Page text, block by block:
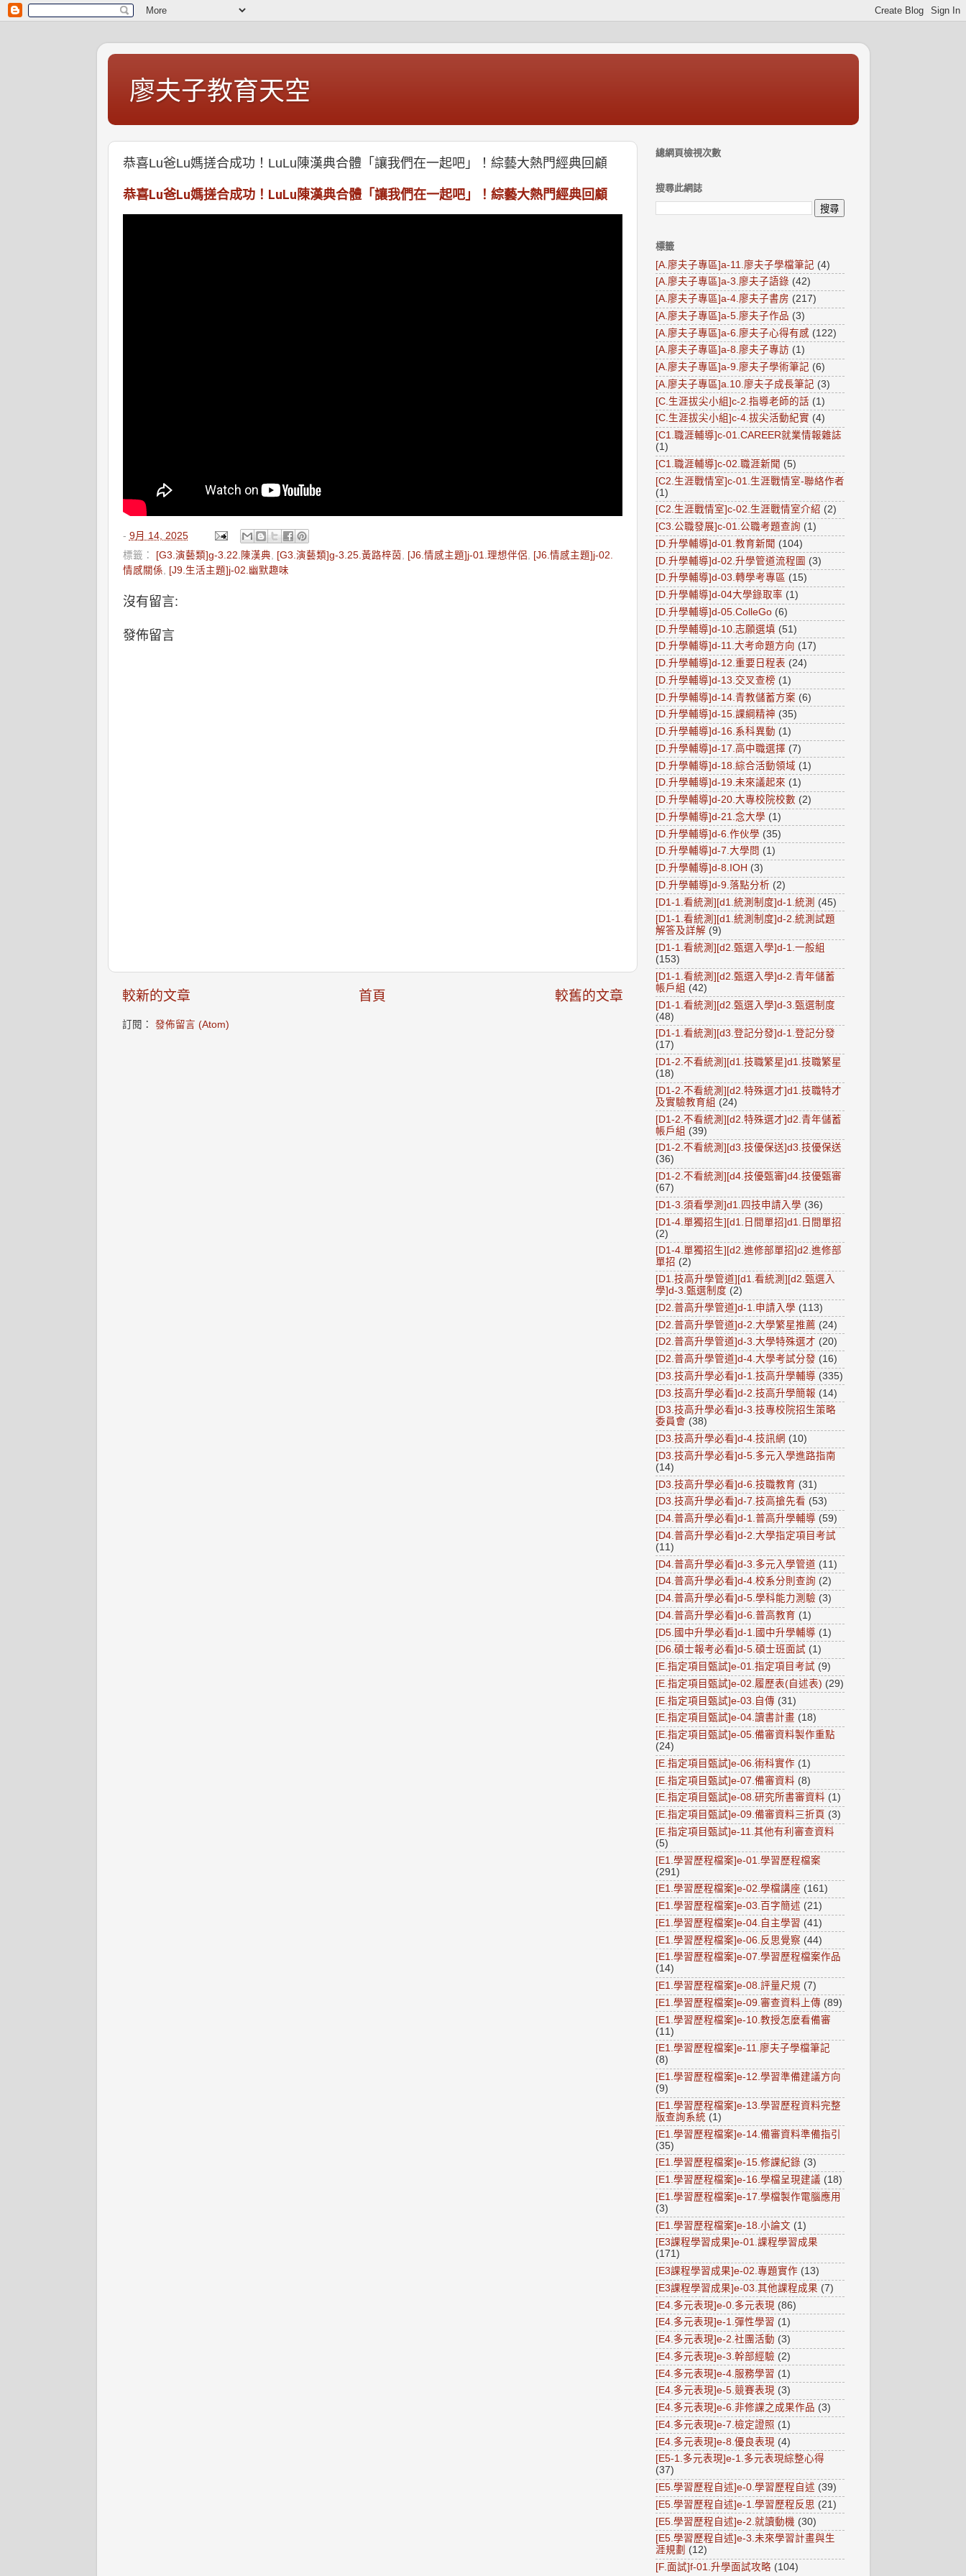
廖夫子教育天空
恭喜Lu爸Lu媽搓合成功！LuLu陳漢典合體「讓我們在一起吧」！綜藝大熱門經典回顧
恭喜Lu爸Lu媽搓合成功！LuLu陳漢典合體「讓我們在一起吧」！綜藝大熱門經典回顧
- 9月 14, 2025
標籤：
[G3.演藝類]g-3.22.陳漢典, [G3.演藝類]g-3.25.黃路梓茵 , [J6.情感主題]j-01.理想伴侶, [J6.情感主題]j-02.
情感關係, [J9.生活主題]j-02.幽默趣味
沒有留言:
發佈留言
較新的文章 較舊的文章
首頁
訂閱： 發佈留言 (Atom)
總網頁檢視次數
搜尋此網誌
標籤
[A.廖夫子專區]a-11.廖夫子學檔筆記 (4)
[A.廖夫子專區]a-3.廖夫子語錄 (42)
[A.廖夫子專區]a-4.廖夫子書房 (217)
[A.廖夫子專區]a-5.廖夫子作品 (3)
[A.廖夫子專區]a-6.廖夫子心得有感 (122)
[A.廖夫子專區]a-8.廖夫子專訪 (1)
[A.廖夫子專區]a-9.廖夫子學術筆記 (6)
[A.廖夫子專區]a.10.廖夫子成長筆記 (3)
[C.生涯拔尖小組]c-2.指導老師的話 (1)
[C.生涯拔尖小組]c-4.拔尖活動紀實 (4)
[C1.職涯輔導]c-01.CAREER就業情報雜誌
(1)
[C1.職涯輔導]c-02.職涯新聞 (5)
[C2.生涯戰情室]c-01.生涯戰情室-聯絡作者
(1)
[C2.生涯戰情室]c-02.生涯戰情室介紹 (2)
[C3.公職發展]c-01.公職考題查詢 (1)
[D.升學輔導]d-01.教育新聞 (104)
[D.升學輔導]d-02.升學管道流程圖 (3)
[D.升學輔導]d-03.轉學考專區 (15)
[D.升學輔導]d-04大學錄取率 (1)
[D.升學輔導]d-05.ColleGo (6)
[D.升學輔導]d-10.志願選填 (51)
[D.升學輔導]d-11.大考命題方向 (17)
[D.升學輔導]d-12.重要日程表 (24)
[D.升學輔導]d-13.交叉查榜 (1)
[D.升學輔導]d-14.青教儲蓄方案 (6)
[D.升學輔導]d-15.課綱精神 (35)
[D.升學輔導]d-16.系科異動 (1)
[D.升學輔導]d-17.高中職選擇 (7)
[D.升學輔導]d-18.綜合活動領域 (1)
[D.升學輔導]d-19.未來議起來 (1)
[D.升學輔導]d-20.大專校院校數 (2)
[D.升學輔導]d-21.念大學 (1)
[D.升學輔導]d-6.作伙學 (35)
[D.升學輔導]d-7.大學問 (1)
[D.升學輔導]d-8.IOH (3)
[D.升學輔導]d-9.落點分析 (2)
[D1-1.看統測][d1.統測制度]d-1.統測 (45)
[D1-1.看統測][d1.統測制度]d-2.統測試題
解答及詳解 (9)
[D1-1.看統測][d2.甄選入學]d-1.一般組
(153)
[D1-1.看統測][d2.甄選入學]d-2.青年儲蓄
帳戶組 (42)
[D1-1.看統測][d2.甄選入學]d-3.甄選制度
(48)
[D1-1.看統測][d3.登記分發]d-1.登記分發
(17)
[D1-2.不看統測][d1.技職繁星]d1.技職繁星
(18)
[D1-2.不看統測][d2.特殊選才]d1.技職特才
及實驗教育組 (24)
[D1-2.不看統測][d2.特殊選才]d2.青年儲蓄
帳戶組 (39)
[D1-2.不看統測][d3.技優保送]d3.技優保送
(36)
[D1-2.不看統測][d4.技優甄審]d4.技優甄審
(67)
[D1-3.須看學測]d1.四技申請入學 (36)
[D1-4.單獨招生][d1.日間單招]d1.日間單招
(2)
[D1-4.單獨招生][d2.進修部單招]d2.進修部
單招 (2)
[D1.技高升學管道][d1.看統測][d2.甄選入
學]d-3.甄選制度 (2)
[D2.普高升學管道]d-1.申請入學 (113)
[D2.普高升學管道]d-2.大學繁星推薦 (24)
[D2.普高升學管道]d-3.大學特殊選才 (20)
[D2.普高升學管道]d-4.大學考試分發 (16)
[D3.技高升學必看]d-1.技高升學輔導 (335)
[D3.技高升學必看]d-2.技高升學簡報 (14)
[D3.技高升學必看]d-3.技專校院招生策略
委員會 (38)
[D3.技高升學必看]d-4.技訊網 (10)
[D3.技高升學必看]d-5.多元入學進路指南
(14)
[D3.技高升學必看]d-6.技職教育 (31)
[D3.技高升學必看]d-7.技高搶先看 (53)
[D4.普高升學必看]d-1.普高升學輔導 (59)
[D4.普高升學必看]d-2.大學指定項目考試
(11)
[D4.普高升學必看]d-3.多元入學管道 (11)
[D4.普高升學必看]d-4.校系分則查詢 (2)
[D4.普高升學必看]d-5.學科能力測驗 (3)
[D4.普高升學必看]d-6.普高教育 (1)
[D5.國中升學必看]d-1.國中升學輔導 (1)
[D6.碩士報考必看]d-5.碩士班面試 (1)
[E.指定項目甄試]e-01.指定項目考試 (9)
[E.指定項目甄試]e-02.履歷表(自述表) (29)
[E.指定項目甄試]e-03.自傳 (31)
[E.指定項目甄試]e-04.讀書計畫 (18)
[E.指定項目甄試]e-05.備審資料製作重點
(24)
[E.指定項目甄試]e-06.術科實作 (1)
[E.指定項目甄試]e-07.備審資料 (8)
[E.指定項目甄試]e-08.研究所書審資料 (1)
[E.指定項目甄試]e-09.備審資料三折頁 (3)
[E.指定項目甄試]e-11.其他有利審查資料
(5)
[E1.學習歷程檔案]e-01.學習歷程檔案
(291)
[E1.學習歷程檔案]e-02.學檔講座 (161)
[E1.學習歷程檔案]e-03.百字簡述 (21)
[E1.學習歷程檔案]e-04.自主學習 (41)
[E1.學習歷程檔案]e-06.反思覺察 (44)
[E1.學習歷程檔案]e-07.學習歷程檔案作品
(14)
[E1.學習歷程檔案]e-08.評量尺規 (7)
[E1.學習歷程檔案]e-09.審查資料上傳 (89)
[E1.學習歷程檔案]e-10.教授怎麼看備審
(11)
[E1.學習歷程檔案]e-11.廖夫子學檔筆記
(8)
[E1.學習歷程檔案]e-12.學習準備建議方向
(9)
[E1.學習歷程檔案]e-13.學習歷程資料完整
版查詢系統 (1)
[E1.學習歷程檔案]e-14.備審資料準備指引
(35)
[E1.學習歷程檔案]e-15.修課紀錄 (3)
[E1.學習歷程檔案]e-16.學檔呈現建議 (18)
[E1.學習歷程檔案]e-17.學檔製作電腦應用
(3)
[E1.學習歷程檔案]e-18.小論文 (1)
[E3課程學習成果]e-01.課程學習成果
(171)
[E3課程學習成果]e-02.專題實作 (13)
[E3課程學習成果]e-03.其他課程成果 (7)
[E4.多元表現]e-0.多元表現 (86)
[E4.多元表現]e-1.彈性學習 (1)
[E4.多元表現]e-2.社團活動 (3)
[E4.多元表現]e-3.幹部經驗 (2)
[E4.多元表現]e-4.服務學習 (1)
[E4.多元表現]e-5.競賽表現 (3)
[E4.多元表現]e-6.非修課之成果作品 (3)
[E4.多元表現]e-7.檢定證照 (1)
[E4.多元表現]e-8.優良表現 (4)
[E5-1.多元表現]e-1.多元表現綜整心得
(37)
[E5.學習歷程自述]e-0.學習歷程自述 (39)
[E5.學習歷程自述]e-1.學習歷程反思 (21)
[E5.學習歷程自述]e-2.就讀動機 (30)
[E5.學習歷程自述]e-3.未來學習計畫與生
涯規劃 (12)
[F.面試]f-01.升學面試攻略 (104)